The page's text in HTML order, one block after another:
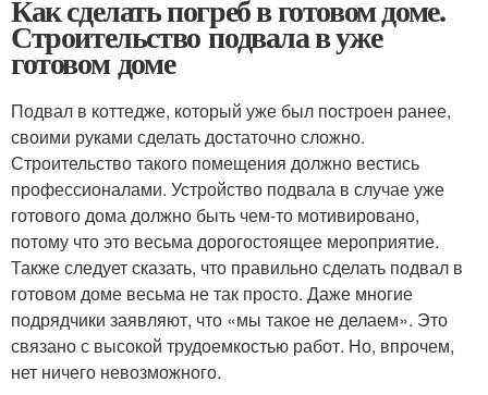
Как сделать погреб в готовом доме.
Строительство подвала в уже
готовом доме
Подвал в коттедже, который уже был построен ранее,
своими руками сделать достаточно сложно.
Строительство такого помещения должно вестись
профессионалами. Устройство подвала в случае уже
готового дома должно быть чем-то мотивировано,
потому что это весьма дорогостоящее мероприятие.
Также следует сказать, что правильно сделать подвал в
готовом доме весьма не так просто. Даже многие
подрядчики заявляют, что «мы такое не делаем». Это
связано с высокой трудоемкостью работ. Но, впрочем,
нет ничего невозможного.